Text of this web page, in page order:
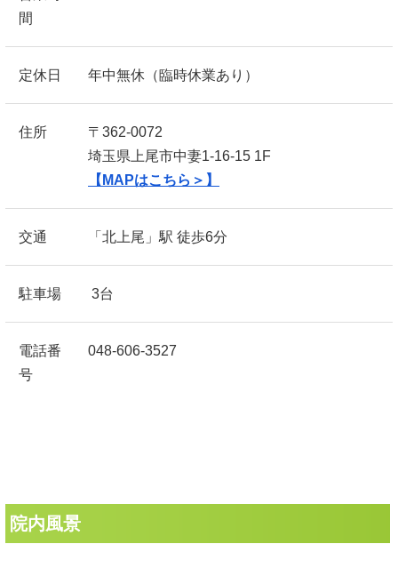
間
定休日 年中無休（臨時休業あり）
住所
〒362-0072
埼玉県上尾市中妻1-16-15 1F
【MAPはこちら＞】
交通 「北上尾」駅 徒歩6分
駐車場 3台
電話番
号
048-606-3527
院内風景